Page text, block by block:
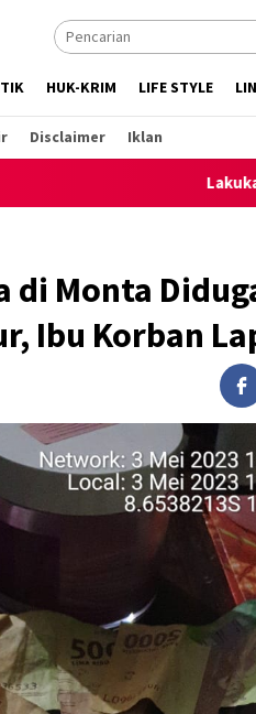
HUK-KRIM LIFE STYLE
Disclaimer Iklan
Lakukan Patroli
di Monta
Ibu Korban